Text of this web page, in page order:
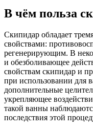
В чём польза
Скипидар обладает
свойствами:
регенерирующим. В
и обезболивающее
свойствам скипидар и
при использовании для
дополнительные
укрепляющее
такой ванны
последствия этой